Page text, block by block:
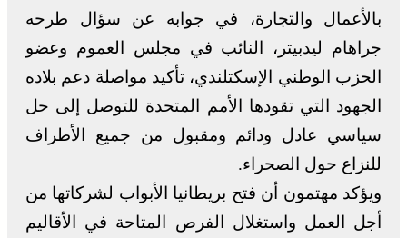
بالأعمال والتجارة، في جوابه عن سؤال طرحه
جراهام ليدبيتر، النائب في مجلس العموم وعضو
الحزب الوطني الإسكتلندي، تأكيد مواصلة دعم بلاده
الجهود التي تقودها الأمم المتحدة للتوصل إلى حل
سياسي عادل ودائم ومقبول من جميع الأطراف
للنزاع حول الصحراء.
ويؤكد مهتمون أن فتح بريطانيا الأبواب لشركاتها من
أجل العمل واستغلال الفرص المتاحة في الأقاليم